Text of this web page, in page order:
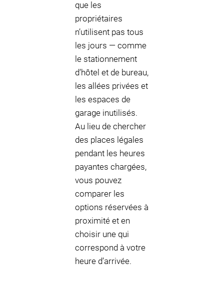
que les
propriétaires
n’utilisent pas tous
les jours — comme
le stationnement
d’hôtel et de bureau,
les allées privées et
les espaces de
garage inutilisés.
Au lieu de chercher
des places légales
pendant les heures
payantes chargées,
vous pouvez
comparer les
options réservées à
proximité et en
choisir une qui
correspond à votre
heure d’arrivée.